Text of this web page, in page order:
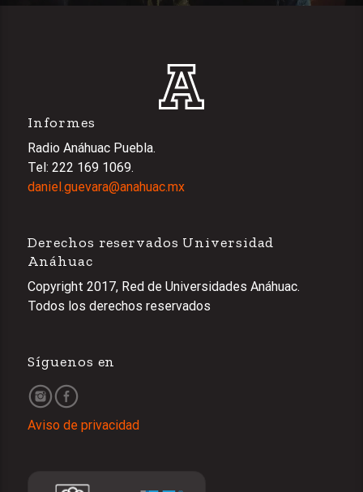
Informes
Radio Anáhuac Puebla.
Tel: 222 169 1069.
daniel.guevara@anahuac.mx
Derechos reservados Universidad
Anáhuac
Copyright 2017, Red de Universidades Anáhuac.
Todos los derechos reservados
Síguenos en
Aviso de privacidad